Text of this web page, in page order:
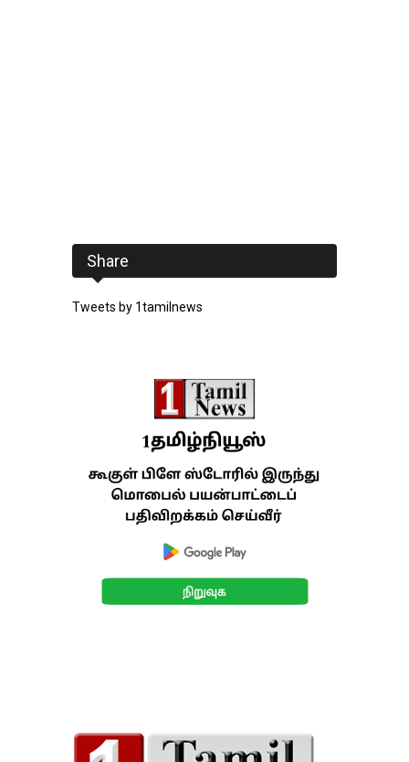
Share
Tweets by 1tamilnews